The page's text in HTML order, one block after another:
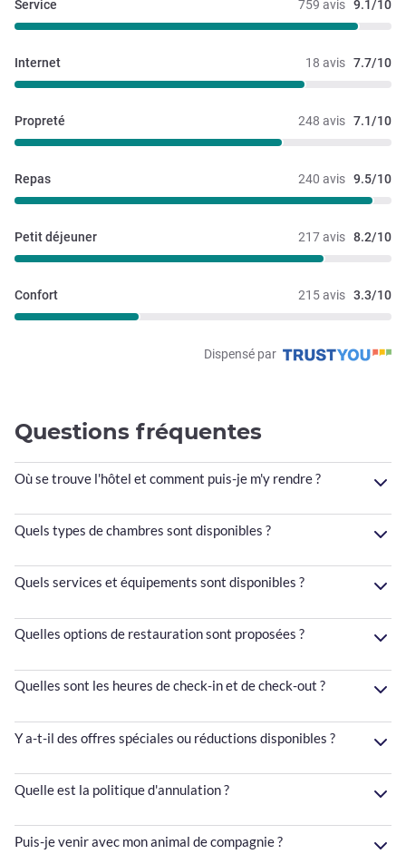
759 avis 9.1/10
Service
18 avis 7.7/10
Internet
248 avis 7.1/10
Propreté
240 avis 9.5/10
Repas
217 avis 8.2/10
Petit déjeuner
215 avis 3.3/10
Confort
Dispensé par
Questions fréquentes
Où se trouve l'hôtel et comment puis-je m'y rendre ?
Quels types de chambres sont disponibles ?
Quels services et équipements sont disponibles ?
Quelles options de restauration sont proposées ?
Quelles sont les heures de check-in et de check-out ?
Y a-t-il des offres spéciales ou réductions disponibles ?
Quelle est la politique d'annulation ?
Puis-je venir avec mon animal de compagnie ?